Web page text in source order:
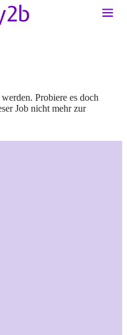
Probiere es doch
Job nicht mehr zur